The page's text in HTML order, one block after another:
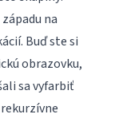
na
Buď ste si
obrazovku,
sa vyfarbiť